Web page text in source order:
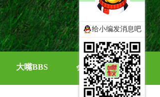
大嘴BBS 会员中心
给小编发消息吧